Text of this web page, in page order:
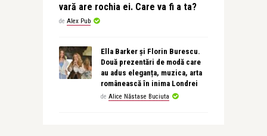
vară are rochia ei. Care va fi a ta?
de Alex Pub
Ella Barker și Florin Burescu.
Două prezentări de modă care
au adus eleganța, muzica, arta
românească în inima Londrei
de Alice Năstase Buciuta